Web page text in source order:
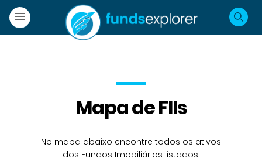
Mapa de FIIs
No mapa abaixo encontre todos os ativos
dos Fundos Imobiliários listados.